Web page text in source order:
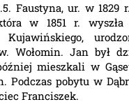
Faustyna, ur. w
w 1851 r.
Kujawińskiego,
Wołomin. Jan był
mieszkali w
Podczas pobytu w
Franciszek.